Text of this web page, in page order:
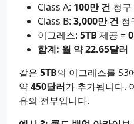
Class A: 100만 건 청
Class B: 3,000만 건 청
이그레스: 5TB 제공 =
합계: 월 약 22.65달러
같은 5TB의 이그레스를 S3
약450달러가 추가됩니다.
유의 전부입니다.